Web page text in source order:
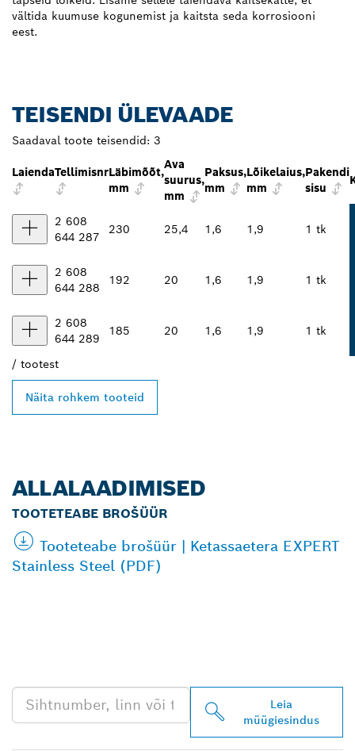
vältida kuumuse kogunemist ja kaitsta seda korrosiooni
eest.
TEISENDI ÜLEVAADE
Saadaval toote teisendid: 3
LaiendaTellimisnrLäbimõõt,
mm
Ava
suurus,
mm
Paksus,
mm
Lõikelaius,
mm
Pakendi
sisu
2 608
644 287
230 25,4 1,6 1,9 1 tk
2 608
644 288
192 20 1,6 1,9 1 tk
2 608
644 289
185 20 1,6 1,9 1 tk
/ tootest
Näita rohkem tooteid
ALLALAADIMISED
TOOTETEABE BROŠÜÜR
Tooteteabe brošüür | Ketassaetera EXPERT
Stainless Steel (PDF)
Leia
müügiesindus